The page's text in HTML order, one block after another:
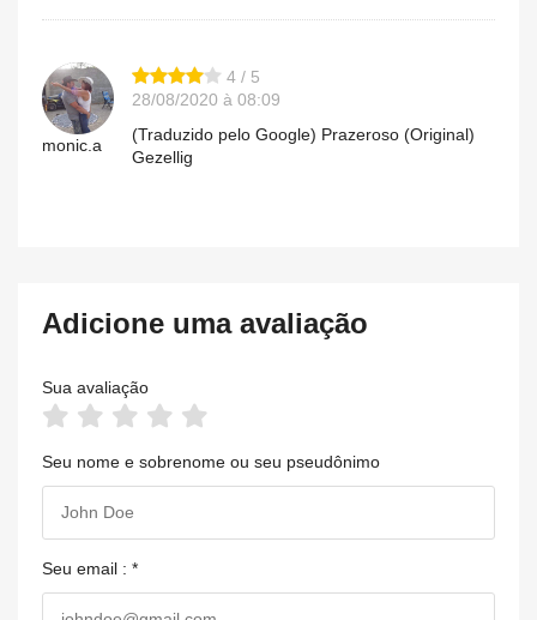
monic.a
4 / 5
28/08/2020 à 08:09
(Traduzido pelo Google) Prazeroso (Original)
Gezellig
Adicione uma avaliação
Sua avaliação
Seu nome e sobrenome ou seu pseudônimo
Seu email : *